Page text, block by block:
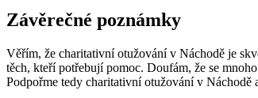
Závěrečné poznámky
Věřím, že charitativní otužování v Náchodě je
těch, kteří potřebují pomoc. Doufám, že se
Podpořme tedy charitativní otužování v Náchodě